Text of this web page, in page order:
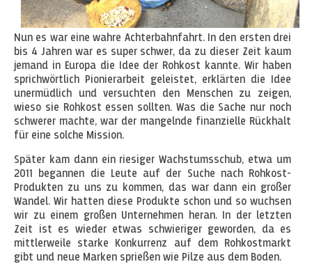
Nun es war eine wahre Achterbahnfahrt. In den ersten drei
bis 4 Jahren war es super schwer, da zu dieser Zeit kaum
jemand in Europa die Idee der Rohkost kannte. Wir haben
sprichwörtlich Pionierarbeit geleistet, erklärten die Idee
unermüdlich und versuchten den Menschen zu zeigen,
wieso sie Rohkost essen sollten. Was die Sache nur noch
schwerer machte, war der mangelnde finanzielle Rückhalt
für eine solche Mission.
Später kam dann ein riesiger Wachstumsschub, etwa um
2011 begannen die Leute auf der Suche nach Rohkost-
Produkten zu uns zu kommen, das war dann ein großer
Wandel. Wir hatten diese Produkte schon und so wuchsen
wir zu einem großen Unternehmen heran. In der letzten
Zeit ist es wieder etwas schwieriger geworden, da es
mittlerweile starke Konkurrenz auf dem Rohkostmarkt
gibt und neue Marken sprießen wie Pilze aus dem Boden.